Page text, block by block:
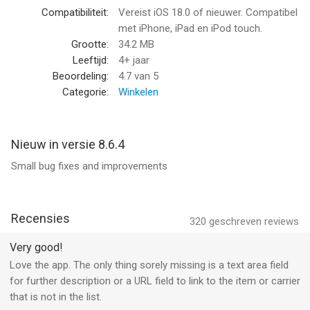
U kunt ook de locatie van uw verzending op een kaart
weergeven - gemakkelijk en eenvoudig.
De push-notificaties bij Parcel zijn handiger dan bij elke andere
app. Ze worden uitsluitend verzonden tussen 8:00 en 22:00 uur
Als u van push-notificaties gebruik wilt maken of meer dan 3
zendingen tegelijkertijd wilt opvolgen, dan kunt u zich vanuit
with-terms.html.
---
Mocht u een probleem ondervinden, kunt u terecht op de
Veelgestelde Vragen van de website of bij onze email
ondersteuning op support@parcelapp.net (gelieve wel uw
Compatibiliteit:
Vereist iOS 18.0 of nieuwer. Compatibel
met iPhone, iPad en iPod touch.
Grootte:
34.2 MB
Leeftijd:
4+ jaar
Beoordeling:
4.7 van 5
Categorie:
Winkelen
Nieuw in versie 8.6.4
Small bug fixes and improvements
320 geschreven reviews
Recensies
Very good!
Love the app. The only thing sorely missing is a text area field
for further description or a URL field to link to the item or carrier
that is not in the list.